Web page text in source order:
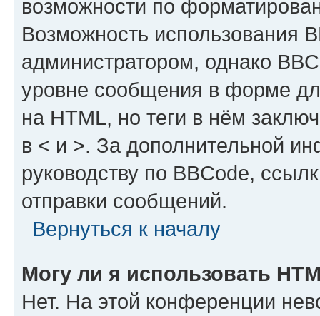
возможности по
Возможность использования
администратором, однако
уровне сообщения в форме
на HTML, но теги в нём
в < и >. За дополнительной
руководству по BBCode,
отправки сообщений.
Вернуться к началу
Могу ли я использовать
Нет. На этой конференции